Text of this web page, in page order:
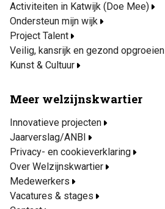
Activiteiten in Katwijk (Doe Mee)
Ondersteun mijn wijk
Project Talent
Veilig, kansrijk en gezond opgroeien
Kunst & Cultuur
Meer welzijnskwartier
Innovatieve projecten
Jaarverslag/ANBI
Privacy- en cookieverklaring
Over Welzijnskwartier
Medewerkers
Vacatures & stages